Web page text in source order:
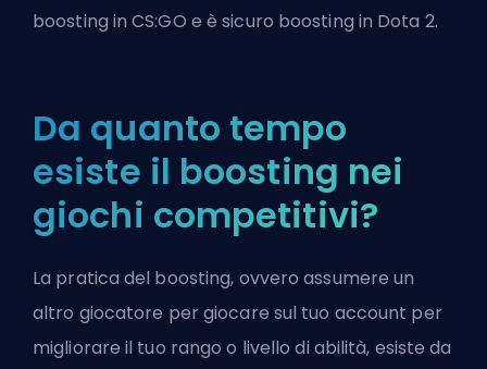
boosting in CS:GO eè sicuro boosting in Dota 2.
Da quanto tempo
esiste il boosting nei
giochi competitivi?
La pratica del boosting, ovvero assumere un
altro giocatore per giocare sul tuo account per
migliorare il tuo rango o livello di abilità, esiste da